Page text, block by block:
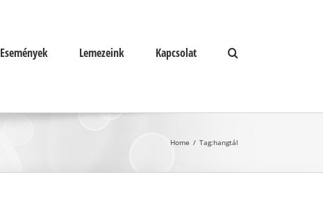
Események Lemezeink Kapcsolat
Home / Tag:hangtál